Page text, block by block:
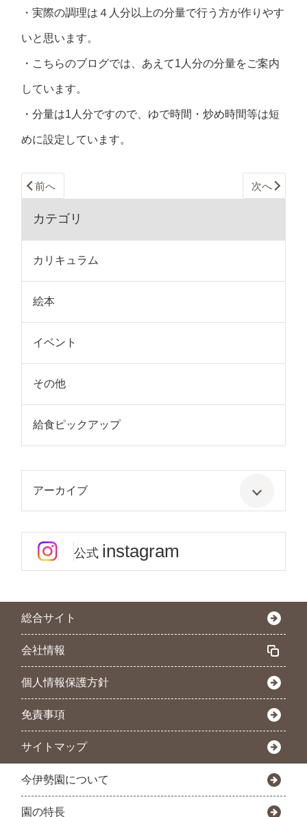
・実際の調理は４人分以上の分量で行う方が作りやす
いと思います。
・こちらのブログでは、あえて1人分の分量をご案内
しています。
・分量は1人分ですので、ゆで時間・炒め時間等は短
めに設定しています。
前へ 次へ
カテゴリ
カリキュラム
絵本
イベント
その他
給食ピックアップ
アーカイブ
公式 instagram
総合サイト
会社情報
個人情報保護方針
免責事項
サイトマップ
今伊勢園について
園の特長